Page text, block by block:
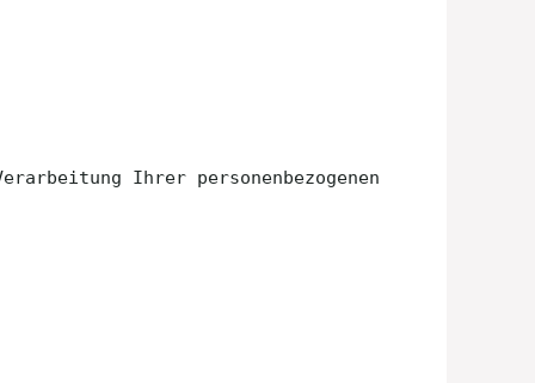
Ihrer personenbezogenen